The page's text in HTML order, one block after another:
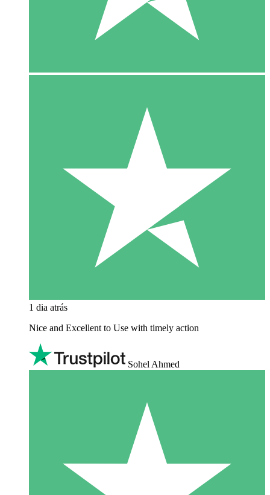
1 dia atrás
Nice and Excellent to Use with timely action
Sohel Ahmed